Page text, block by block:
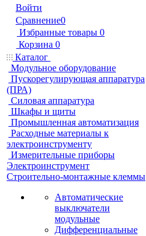
Войти
Сравнение0
Избранные товары 0
Корзина 0
Каталог
Модульное оборудование
Пускорегулирующая аппаратура
(ПРА)
Силовая аппаратура
Шкафы и щиты
Промышленная автоматизация
Расходные материалы к
электроинструменту
Измерительные приборы
Электроинструмент
Строительно-монтажные клеммы
Автоматические
выключатели
модульные
Дифференциальные